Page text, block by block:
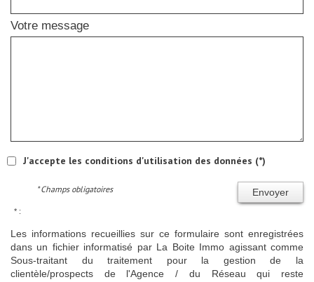
Votre message
J'accepte les conditions d'utilisation des données (*)
Envoyer
* Champs obligatoires
* :
Les informations recueillies sur ce formulaire sont enregistrées
dans un fichier informatisé par La Boite Immo agissant comme
Sous-traitant du traitement pour la gestion de la
clientèle/prospects de l'Agence / du Réseau qui reste